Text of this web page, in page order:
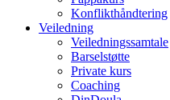
Konflikthåndtering
Veiledning
Veiledningssamtale
Barselstøtte
Private kurs
Coaching